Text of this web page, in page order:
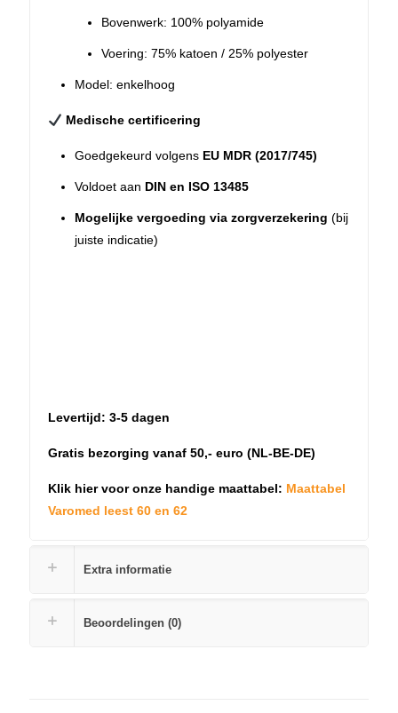
Bovenwerk: 100% polyamide
Voering: 75% katoen / 25% polyester
Model: enkelhoog
Medische certificering
Goedgekeurd volgens EU MDR (2017/745)
Voldoet aan DIN en ISO 13485
Mogelijke vergoeding via zorgverzekering (bij
juiste indicatie)
Levertijd: 3-5 dagen
Gratis bezorging vanaf 50,- euro (NL-BE-DE)
Klik hier voor onze handige maattabel: Maattabel
Varomed leest 60 en 62
Extra informatie
Beoordelingen (0)